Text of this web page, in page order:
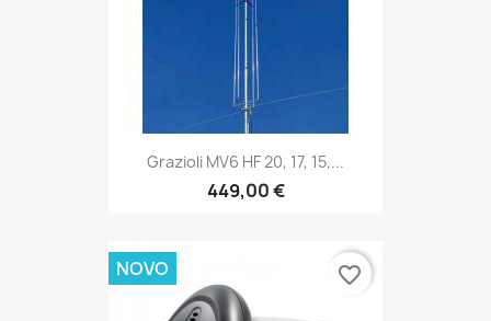
Grazioli MV6 HF 20, 17, 15,...
449,00 €
NOVO favorite_border